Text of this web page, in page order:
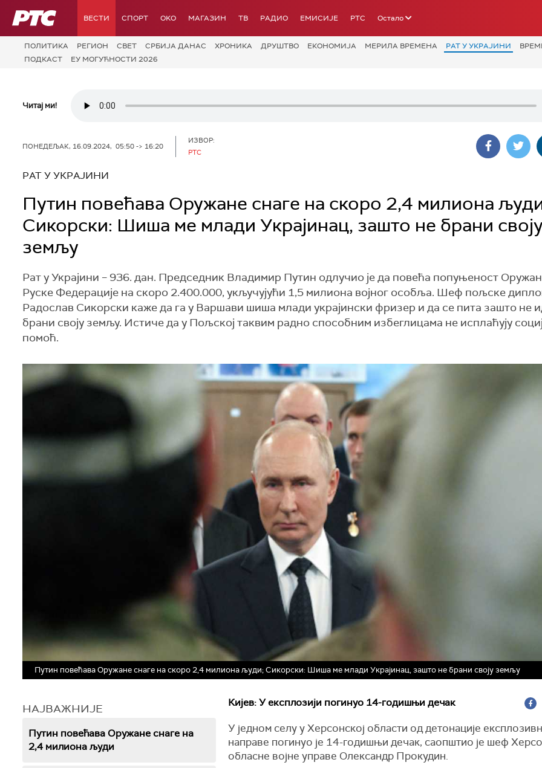
РТС ВЕСТИ СПОРТ OKO МАГАЗИН ТВ РАДИО ЕМИСИЈЕ РТС Остало
ПОЛИТИКА РЕГИОН СВЕТ СРБИЈА ДАНАС ХРОНИКА ДРУШТВО ЕКОНОМИЈА МЕРИЛА ВРЕМЕНА РАТ У УКРАЈИНИ
ПОДКАСТ
ЕУ МОГУЋНОСТИ 2026
Читај ми!
ПОНЕДЕЉАК, 16.09.2024, 05:50 -> 16:20
ИЗВОР:
РТС
РАТ У УКРАЈИНИ
Путин повећава Оружане снаге на скоро 2,4 милиона
Сикорски: Шиша ме млади Украјинац, зашто не брани своју
земљу
Рат у Украјини – 936. дан. Председник Владимир Путин одлучио је да повећа попуњеност
Руске Федерације на скоро 2.400.000, укључујући 1,5 милиона војног особља. Шеф пољске
Радослав Сикорски каже да га у Варшави шиша млади украјински фризер и да се пита зашто не
брани своју земљу. Истиче да у Пољској таквим радно способним избеглицама не исплаћују
помоћ.
Путин повећава Оружане снаге на скоро 2,4 милиона људи; Сикорски: Шиша ме млади Украјинац, зашто не брани своју земљу
НАЈВАЖНИЈЕ
Путин повећава Оружане снаге на
2,4 милиона људи
Кијев: У експлозији погинуо 14-годишњи дечак
У једном селу у Херсонској области од детонације
направе погинуо је 14-годишњи дечак, саопштио је шеф
обласне војне управе Олександр Прокудин.